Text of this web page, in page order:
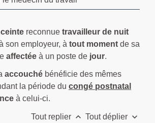
reconnue travailleur de nuit
son employeur, à tout moment de sa
affectée à un poste de jour.
accouché bénéficie des mêmes
la période du congé postnatal
à celui-ci.
Tout replier keyboard_arrow_up Tout déplier keyboard_arrow_down